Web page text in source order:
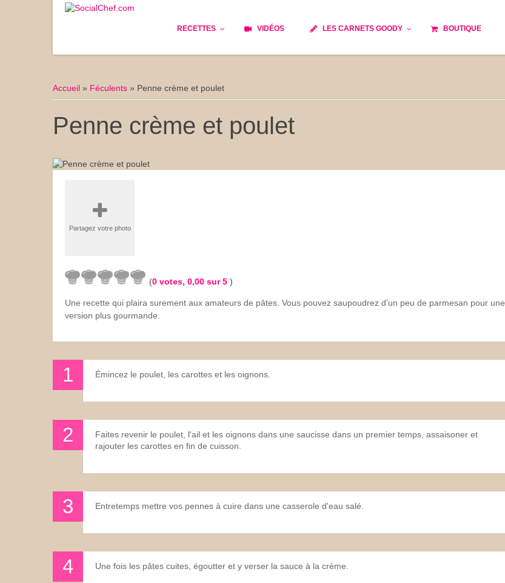
RECETTES
Le Pain
Apéritifs Cuisine française traditionnelle
VIDÉOS LES CARNETS GOODY
Spécialité culinaire
BOUTIQUE
Accueil » Féculents » Penne crème et poulet
Penne crème et poulet
Partagez votre photo
(0 votes, 0,00 sur 5 )
Une recette qui plaira surement aux amateurs de pâtes. Vous pouvez saupoudrez d’un peu de parmesan pour une
version plus gourmande.
Émincez le poulet, les carottes et les oignons.
Faites revenir le poulet, l'ail et les oignons dans une saucisse dans un premier temps, assaisoner et
rajouter les carottes en fin de cuisson.
Entretemps mettre vos pennes à cuire dans une casserole d'eau salé.
Une fois les pâtes cuites, égoutter et y verser la sauce à la crème.